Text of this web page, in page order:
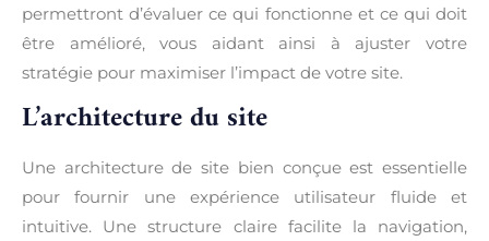
permettront d’évaluer ce qui fonctionne et ce qui doit
être amélioré, vous aidant ainsi à ajuster votre
stratégie pour maximiser l’impact de votre site.
L’architecture du site
Une architecture de site bien conçue est essentielle
pour fournir une expérience utilisateur fluide et
intuitive. Une structure claire facilite la navigation,